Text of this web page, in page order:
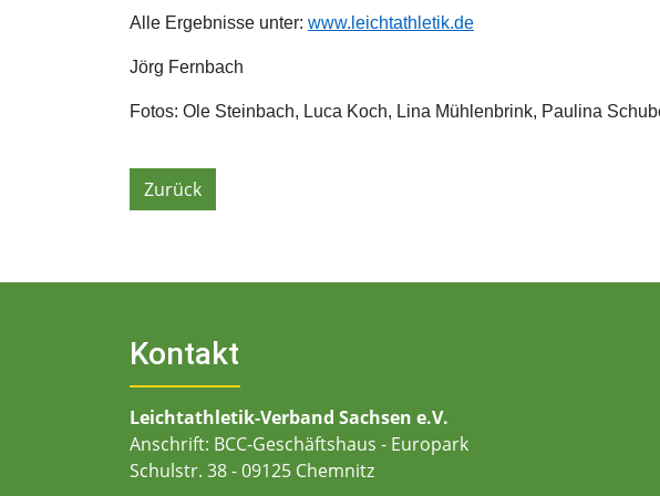
Alle Ergebnisse unter: www.leichtathletik.de
Jörg Fernbach
Fotos: Ole Steinbach, Luca Koch, Lina Mühlenbrink, Paulina
Zurück
Kontakt
Leichtathletik-Verband Sachsen e.V.
Anschrift: BCC-Geschäftshaus - Europark
Schulstr. 38 - 09125 Chemnitz